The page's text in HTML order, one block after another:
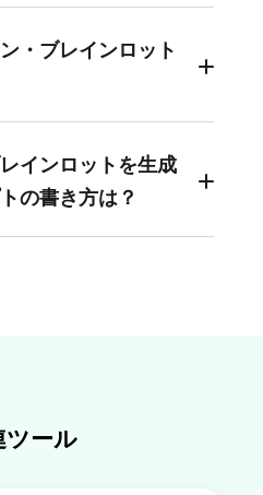
、めちゃくちゃな「イタ
を表現したミームトレン
・ブレインロット
ゥン・サフール」、「ト
「ボンバルディーノ・ク
インロットを生成
の書き方は？
ツール